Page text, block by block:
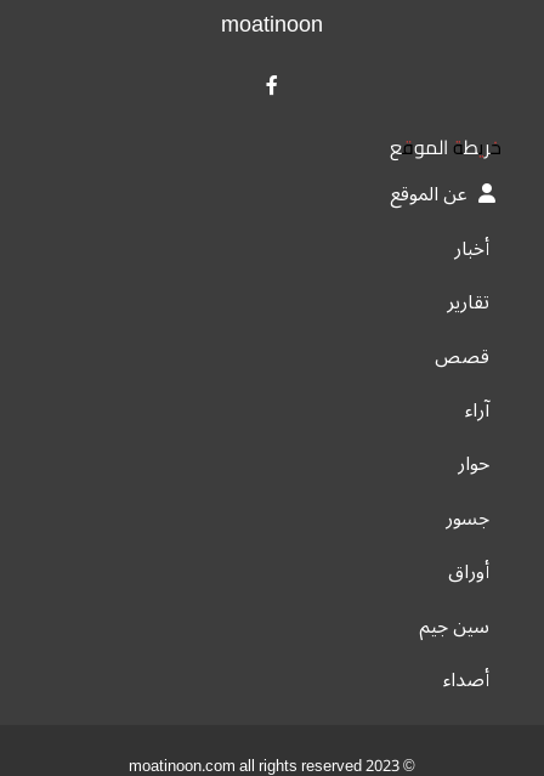
moatinoon
خريطة الموقع
عن الموقع
أخبار
تقارير
قصص
آراء
حوار
جسور
أوراق
سين جيم
أصداء
© 2023 moatinoon.com all rights reserved